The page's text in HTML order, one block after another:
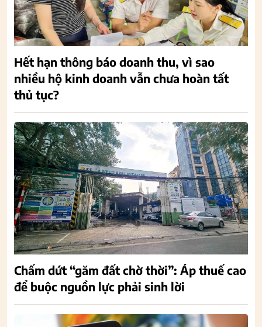
Hết hạn thông báo doanh thu, vì sao
nhiều hộ kinh doanh vẫn chưa hoàn tất
thủ tục?
Chấm dứt “găm đất chờ thời”: Áp thuế cao
để buộc nguồn lực phải sinh lời